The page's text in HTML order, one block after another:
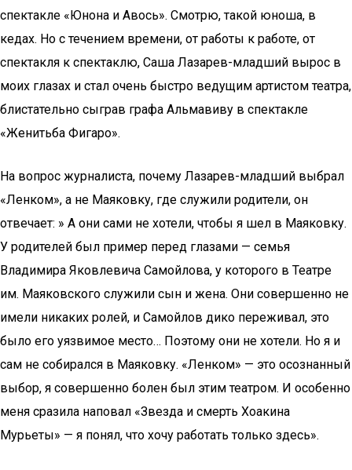
спектакле «Юнона и Авось». Смотрю, такой юноша, в
кедах. Но с течением времени, от работы к работе, от
спектакля к спектаклю, Саша Лазарев-младший вырос в
моих глазах и стал очень быстро ведущим артистом театра,
блистательно сыграв графа Альмавиву в спектакле
«Женитьба Фигаро».
На вопрос журналиста, почему Лазарев-младший выбрал
«Ленком», а не Маяковку, где служили родители, он
отвечает: » А они сами не хотели, чтобы я шел в Маяковку.
У родителей был пример перед глазами — семья
Владимира Яковлевича Самойлова, у которого в Театре
им. Маяковского служили сын и жена. Они совершенно не
имели никаких ролей, и Самойлов дико переживал, это
было его уязвимое место… Поэтому они не хотели. Но я и
сам не собирался в Маяковку. «Ленком» — это осознанный
выбор, я совершенно болен был этим театром. И особенно
меня сразила наповал «Звезда и смерть Хоакина
Мурьеты» — я понял, что хочу работать только здесь».